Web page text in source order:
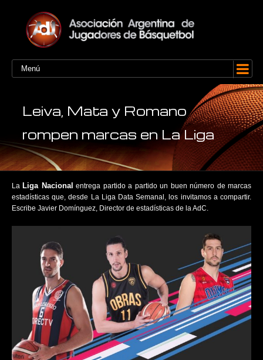
Menú
Leiva, Mata y Romano
rompen marcas en La Liga
La Liga Nacional entrega partido a partido un buen número de marcas
estadísticas que, desde La Liga Data Semanal, los invitamos a compartir.
Escribe Javier Domínguez, Director de estadísticas de la AdC.